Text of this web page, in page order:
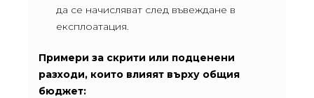
да се начисляват след въвеждане в
експлоатация.
Примери за скрити или подценени
разходи, които влияят върху общия
бюджет: